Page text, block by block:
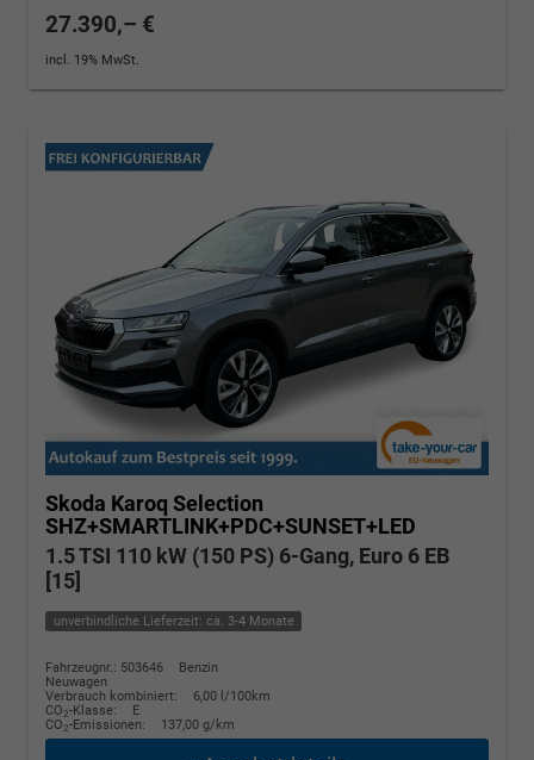
27.390,– €
incl. 19% MwSt.
Skoda Karoq Selection
SHZ+SMARTLINK+PDC+SUNSET+LED
1.5 TSI 110 kW (150 PS) 6-Gang, Euro 6 EB
[15]
unverbindliche Lieferzeit: ca. 3-4 Monate
Fahrzeugnr.: 503646
Benzin
Neuwagen
Verbrauch kombiniert:
6,00 l/100km
CO2-Klasse:
E
CO2-Emissionen: 137,00 g/km